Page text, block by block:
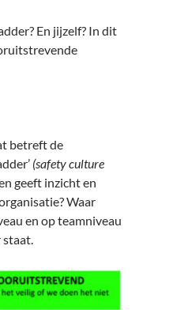
En jijzelf? In dit
betreft de
(safety culture
geeft inzicht en
Waar
en op teamniveau
staat.